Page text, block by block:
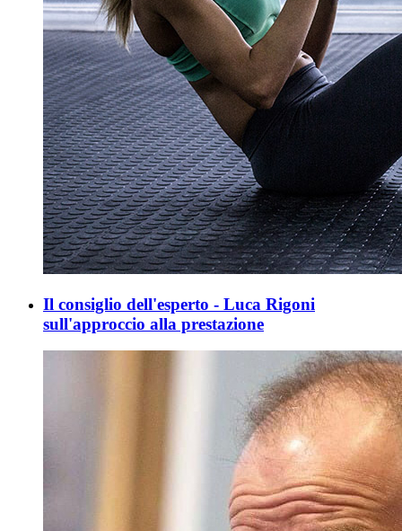
Il consiglio dell'esperto - Luca Rigoni
sull'approccio alla prestazione